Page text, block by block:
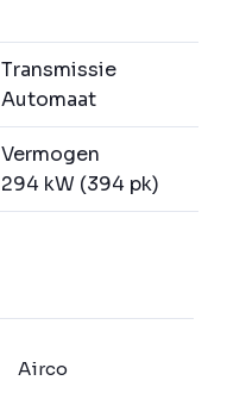
Transmissie
Automaat
Vermogen
294 kW (394 pk)
Airco